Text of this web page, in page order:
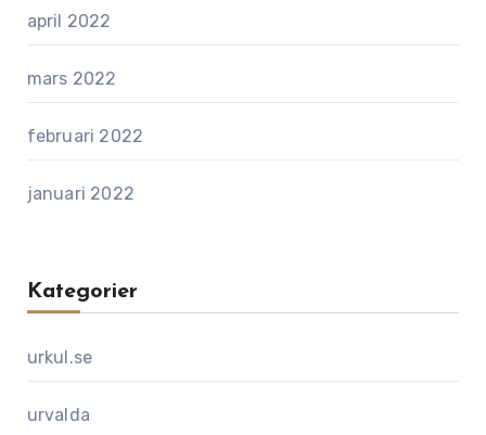
april 2022
mars 2022
februari 2022
januari 2022
Kategorier
urkul.se
urvalda